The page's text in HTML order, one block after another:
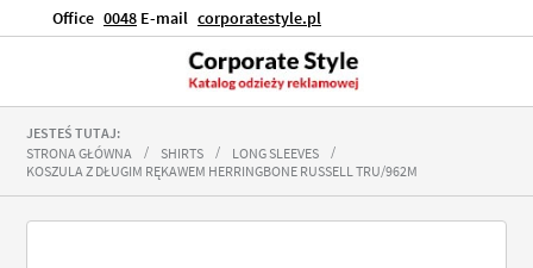
Office 0048 E-mail corporatestyle.pl
JESTEŚ TUTAJ:
STRONA GŁÓWNA
SHIRTS
LONG SLEEVES
KOSZULA Z DŁUGIM RĘKAWEM HERRINGBONE RUSSELL TRU/962M